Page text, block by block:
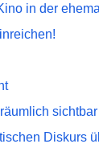
in der
sichtbar
Diskurs